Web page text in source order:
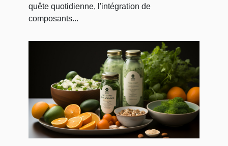
quête quotidienne, l'intégration de
composants...